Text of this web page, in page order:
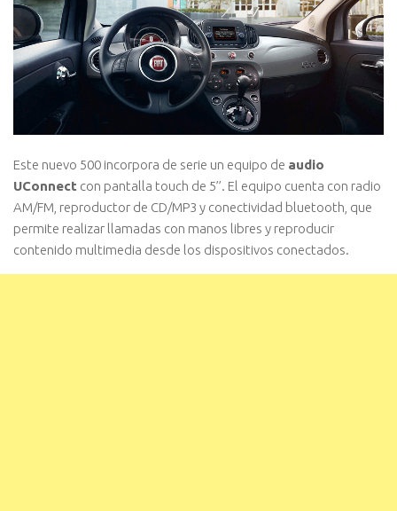
Este nuevo 500 incorpora de serie un equipo de audio
UConnect con pantalla touch de 5’’. El equipo cuenta con radio
AM/FM, reproductor de CD/MP3 y conectividad bluetooth, que
permite realizar llamadas con manos libres y reproducir
contenido multimedia desde los dispositivos conectados.